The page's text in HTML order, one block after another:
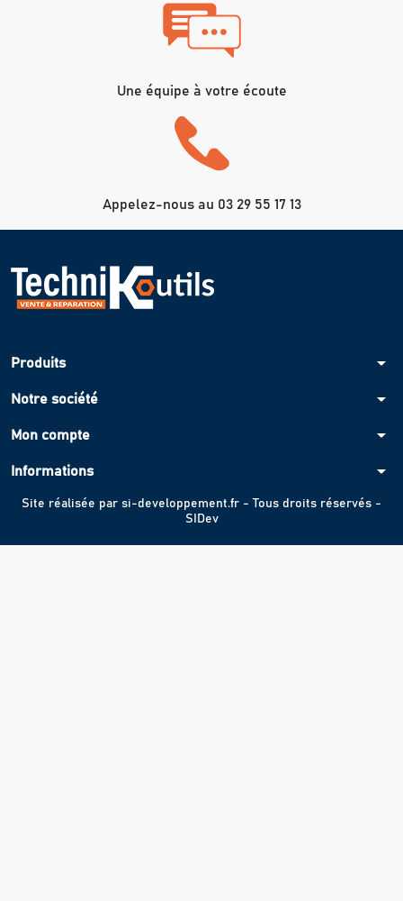
Une équipe à votre écoute
Appelez-nous au 03 29 55 17 13
Produits arrow_drop_down
Notre société arrow_drop_down
Mon compte arrow_drop_down
Informations arrow_drop_down
Site réalisée par si-developpement.fr - Tous droits réservés -
SIDev